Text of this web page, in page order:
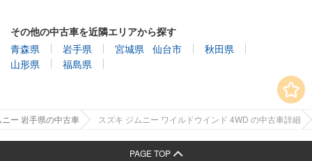
その他の中古車を近隣エリアから探す
青森県
岩手県 宮城県 仙台市
秋田県
山形県
福島県
ー 岩手県の中古車 スズキ ジムニー ワイルドウインド 4WD の中古車詳細
PAGE TOP